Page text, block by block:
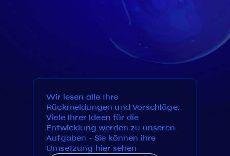
Wir lesen alle Ihre
Rückmeldungen und Vorschläge.
Viele Ihrer Ideen für die
Entwicklung werden zu unseren
Aufgaben - Sie können ihre
Umsetzung hier sehen